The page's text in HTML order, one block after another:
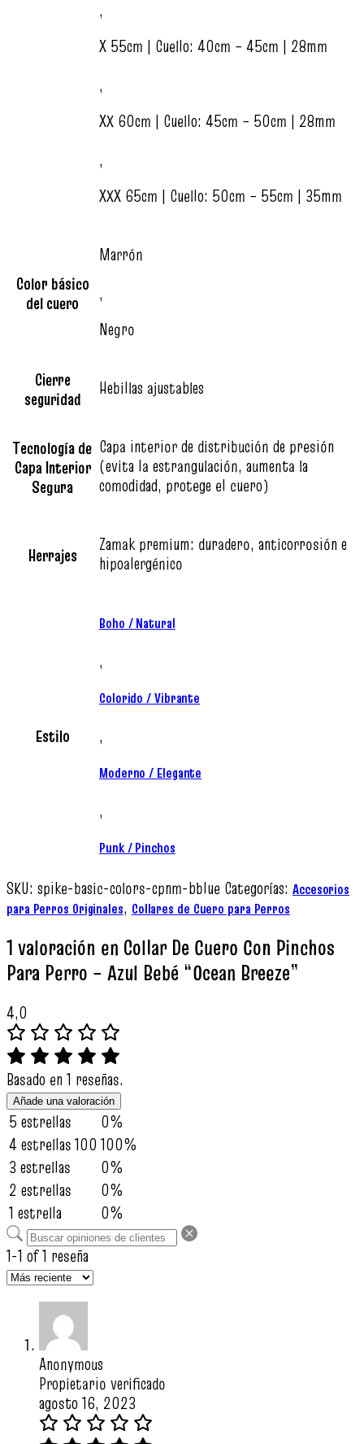
,
X 55cm | Cuello: 40cm – 45cm | 28mm
,
XX 60cm | Cuello: 45cm – 50cm | 28mm
,
XXX 65cm | Cuello: 50cm – 55cm | 35mm
Color básico
del cuero
Marrón
,
Negro
Cierre
seguridad
Hebillas ajustables
Tecnología de
Capa Interior
Segura
Capa interior de distribución de presión
(evita la estrangulación, aumenta la
comodidad, protege el cuero)
Herrajes
Zamak premium: duradero, anticorrosión e
hipoalergénico
Estilo
Boho / Natural
,
Colorido / Vibrante
,
Moderno / Elegante
,
Punk / Pinchos
SKU: spike-basic-colors-cpnm-bblue Categorías: Accesorios
para Perros Originales, Collares de Cuero para Perros
1 valoración en Collar De Cuero Con Pinchos
Para Perro – Azul Bebé “Ocean Breeze”
4,0
Basado en 1 reseñas.
Añade una valoración
5 estrellas
0%
4 estrellas100 100%
3 estrellas
0%
2 estrellas
0%
1 estrella
0%
1-1 of 1 reseña
Anonymous
Propietario verificado
agosto 16, 2023